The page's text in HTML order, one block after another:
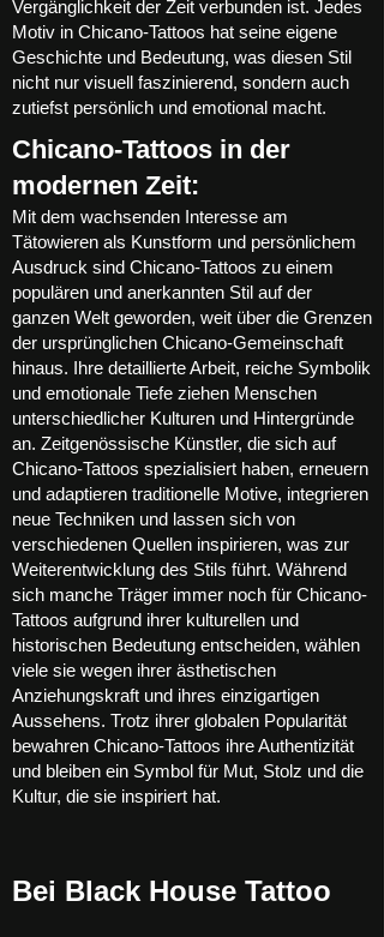
Vergänglichkeit der Zeit verbunden ist. Jedes
Motiv in Chicano-Tattoos hat seine eigene
Geschichte und Bedeutung, was diesen Stil
nicht nur visuell faszinierend, sondern auch
zutiefst persönlich und emotional macht.
Chicano-Tattoos in der
modernen Zeit:
Mit dem wachsenden Interesse am
Tätowieren als Kunstform und persönlichem
Ausdruck sind Chicano-Tattoos zu einem
populären und anerkannten Stil auf der
ganzen Welt geworden, weit über die Grenzen
der ursprünglichen Chicano-Gemeinschaft
hinaus. Ihre detaillierte Arbeit, reiche Symbolik
und emotionale Tiefe ziehen Menschen
unterschiedlicher Kulturen und Hintergründe
an. Zeitgenössische Künstler, die sich auf
Chicano-Tattoos spezialisiert haben, erneuern
und adaptieren traditionelle Motive, integrieren
neue Techniken und lassen sich von
verschiedenen Quellen inspirieren, was zur
Weiterentwicklung des Stils führt. Während
sich manche Träger immer noch für Chicano-
Tattoos aufgrund ihrer kulturellen und
historischen Bedeutung entscheiden, wählen
viele sie wegen ihrer ästhetischen
Anziehungskraft und ihres einzigartigen
Aussehens. Trotz ihrer globalen Popularität
bewahren Chicano-Tattoos ihre Authentizität
und bleiben ein Symbol für Mut, Stolz und die
Kultur, die sie inspiriert hat.
Bei Black House Tattoo